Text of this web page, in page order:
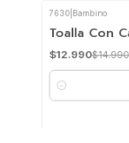
-13%OFF
Bambino
Toalla Con
$12.990$14.990
Cantidad